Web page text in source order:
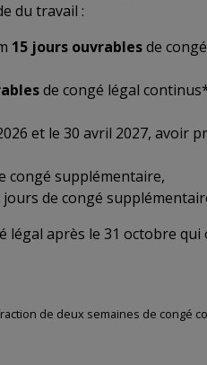
du travail :
15 jours ouvrablesde
de congé légal
et le 30 avril 2027, avoir
congé supplémentaire,
de congé
légal après le 31 octobre
de deux semaines de congé